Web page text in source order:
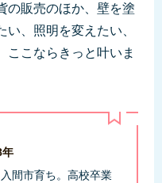
の販売のほか、壁を塗
い、照明を変えたい、
ここならきっと叶いま
間市育ち。高校卒業